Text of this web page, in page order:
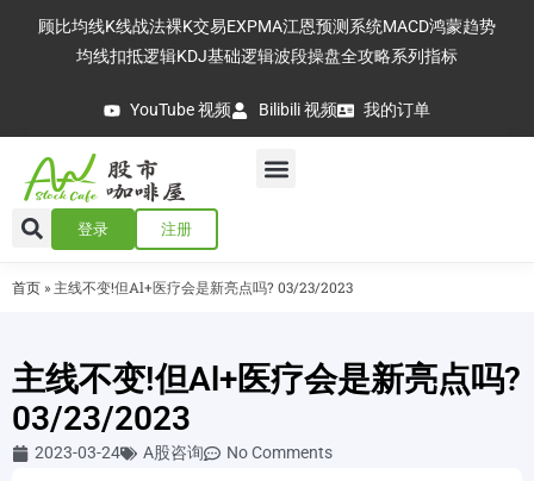
顾比均线K线战法裸K交易EXPMA江恩预测系统MACD鸿蒙趋势
均线扣抵逻辑KDJ基础逻辑波段操盘全攻略系列指标
YouTube 视频 Bilibili 视频 我的订单
登录 注册
首页 » 主线不变!但Al+医疗会是新亮点吗? 03/23/2023
主线不变!但Al+医疗会是新亮点吗?
03/23/2023
2023-03-24 A股咨询 No Comments